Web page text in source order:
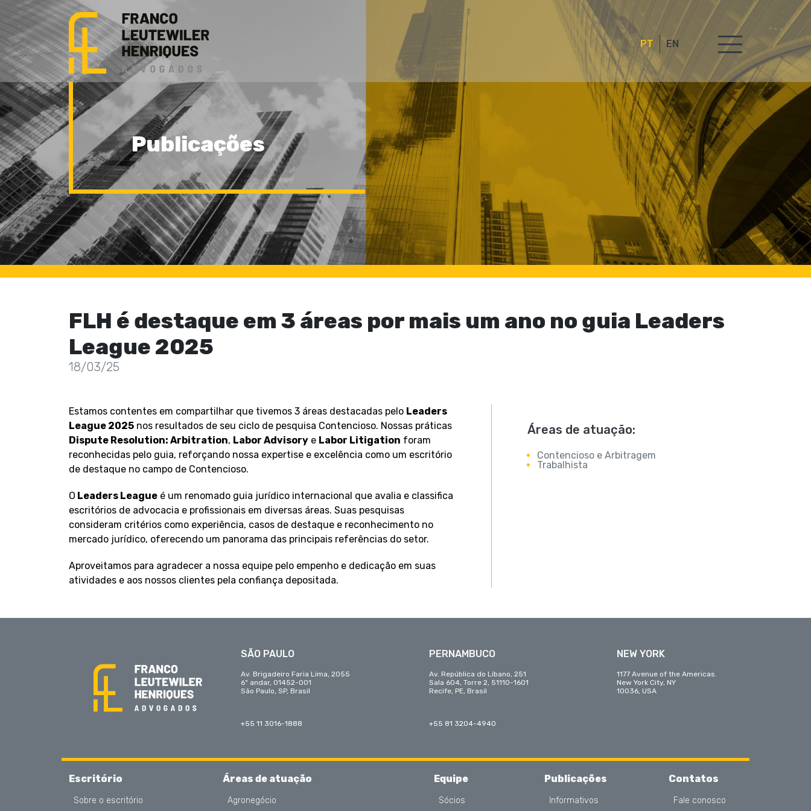
PT EN
Publicações
FLH é destaque em 3 áreas por mais um ano no guia Leaders
League 2025
18/03/25
Estamos contentes em compartilhar que tivemos 3 áreas destacadas pelo Leaders
League 2025 nos resultados de seu ciclo de pesquisa Contencioso. Nossas práticas
Dispute Resolution: Arbitration, Labor Advisory e Labor Litigation foram
reconhecidas pelo guia, reforçando nossa expertise e excelência como um escritório
de destaque no campo de Contencioso.
O Leaders League é um renomado guia jurídico internacional que avalia e classifica
escritórios de advocacia e profissionais em diversas áreas. Suas pesquisas
consideram critérios como experiência, casos de destaque e reconhecimento no
mercado jurídico, oferecendo um panorama das principais referências do setor.
Aproveitamos para agradecer a nossa equipe pelo empenho e dedicação em suas
atividades e aos nossos clientes pela confiança depositada.
Áreas de atuação:
Contencioso e Arbitragem
Trabalhista
SÃO PAULO
Av. Brigadeiro Faria Lima, 2055
6º andar, 01452-001
São Paulo, SP, Brasil
+55 11 3016-1888
PERNAMBUCO
Av. República do Líbano, 251
Sala 604, Torre 2, 51110-1601
Recife, PE, Brasil
+55 81 3204-4940
NEW YORK
1177 Avenue of the Americas.
New York City, NY
10036, USA
Escritório
Sobre o escritório
Áreas de atuação
Agronegócio
Equipe
Sócios
Publicações
Informativos
Contatos
Fale conosco